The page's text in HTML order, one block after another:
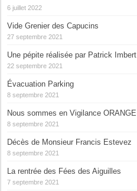
6 juillet 2022
Vide Grenier des Capucins
27 septembre 2021
Une pépite réalisée par Patrick Imbert
22 septembre 2021
Évacuation Parking
8 septembre 2021
Nous sommes en Vigilance ORANGE
8 septembre 2021
Décès de Monsieur Francis Estevez
8 septembre 2021
La rentrée des Fées des Aiguilles
7 septembre 2021